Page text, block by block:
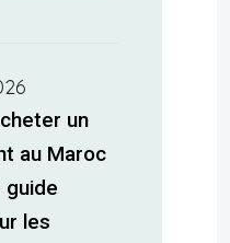
un
au Maroc
guide
les